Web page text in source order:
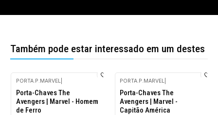
Também pode estar interessado em um destes
-10%
DESCONTO
PORTA.P.MARVEL|
Porta-Chaves The
Avengers | Marvel - Homem
de Ferro
-10%
DESCONTO
PORTA.P.MARVEL
Porta-Chaves The
Avengers | Marvel -
Capitão América